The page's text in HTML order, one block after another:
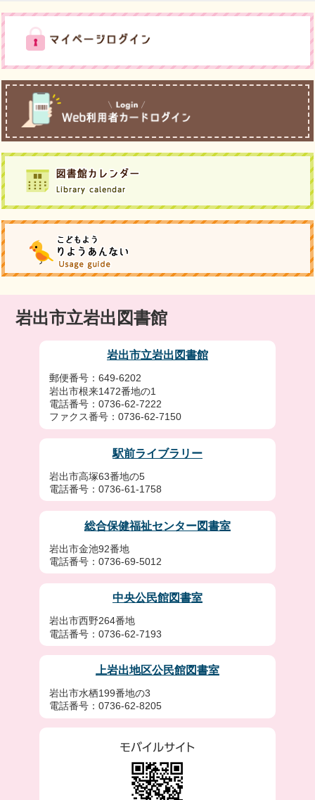
岩出市立岩出図書館
岩出市立岩出図書館
郵便番号：649-6202
岩出市根来1472番地の1
電話番号：0736-62-7222
ファクス番号：0736-62-7150
駅前ライブラリー
岩出市高塚63番地の5
電話番号：0736-61-1758
総合保健福祉センター図書室
岩出市金池92番地
電話番号：0736-69-5012
中央公民館図書室
岩出市西野264番地
電話番号：0736-62-7193
上岩出地区公民館図書室
岩出市水栖199番地の3
電話番号：0736-62-8205